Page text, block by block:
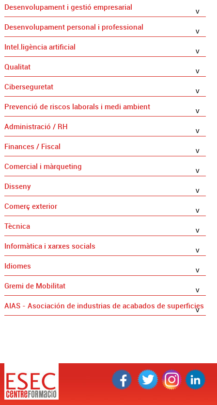
Desenvolupament i gestió empresarial
Desenvolupament personal i professional
Intel.ligència artificial
Qualitat
Ciberseguretat
Prevenció de riscos laborals i medi ambient
Administració / RH
Finances / Fiscal
Comercial i màrqueting
Disseny
Comerç exterior
Tècnica
Informàtica i xarxes socials
Idiomes
Gremi de Mobilitat
AIAS - Asociación de industrias de acabados de superficies